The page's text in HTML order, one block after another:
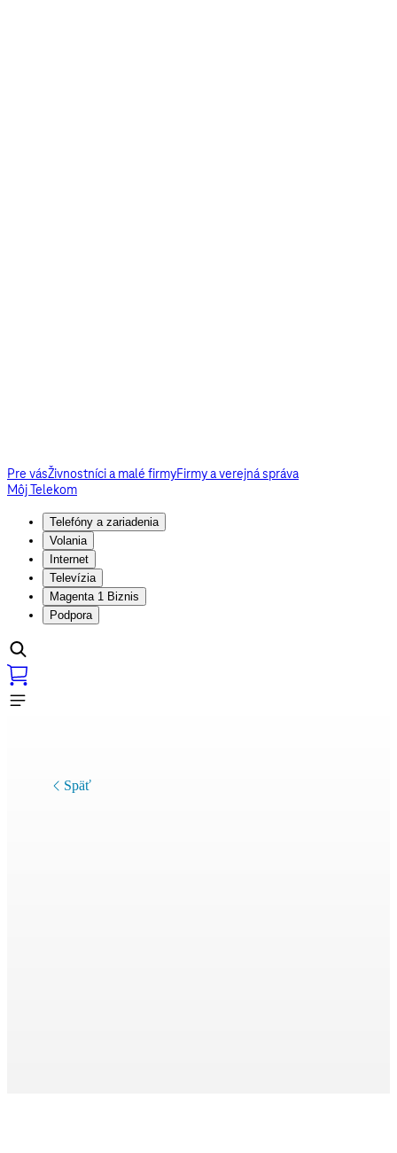
Pre vásŽivnostníci a malé firmyFirmy a verejná správa
Môj Telekom
Telefóny a zariadenia
Volania
Internet
Televízia
Magenta 1 Biznis
Podpora
Späť